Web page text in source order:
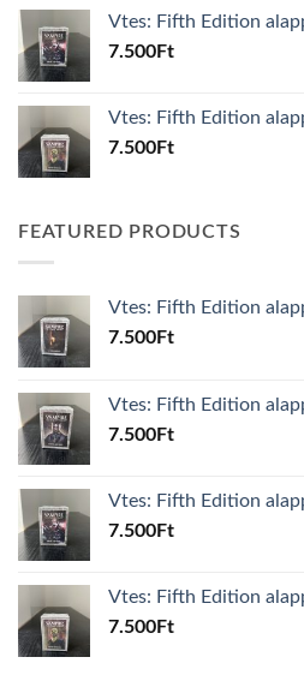
Vtes: Fifth Edition
7.500Ft
Vtes: Fifth Edition
7.500Ft
FEATURED PRODUCTS
Vtes: Fifth Edition
7.500Ft
Vtes: Fifth Edition
7.500Ft
Vtes: Fifth Edition
7.500Ft
Vtes: Fifth Edition
7.500Ft